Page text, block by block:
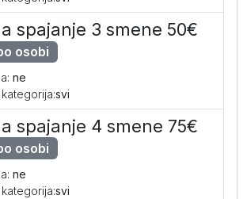
spajanje 3 smene 50€
osobi
ne
svi
spajanje 4 smene 75€
osobi
ne
svi